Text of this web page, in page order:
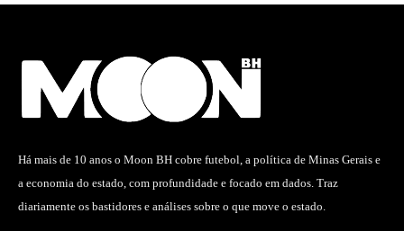
Há mais de 10 anos o Moon BH cobre futebol, a política de Minas Gerais e
a economia do estado, com profundidade e focado em dados. Traz
diariamente os bastidores e análises sobre o que move o estado.